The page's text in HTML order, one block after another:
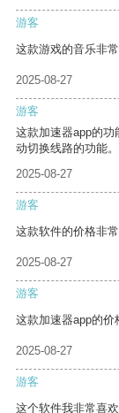
游客
这款游戏的音乐非
2025-08-27
游客
这款加速器app的功
动切换线路的功能。
2025-08-27
游客
这款软件的价格非
2025-08-27
游客
这款加速器app的价
2025-08-27
游客
这个软件我非常喜欢